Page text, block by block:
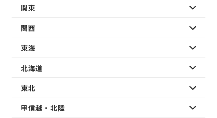
関東
関西
東海
北海道
東北
甲信越・北陸